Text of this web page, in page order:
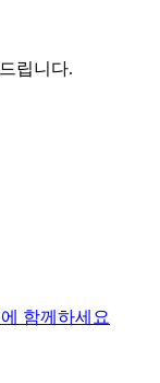
립니다.
함께하세요